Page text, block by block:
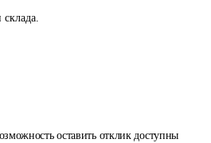
оставить отклик доступны